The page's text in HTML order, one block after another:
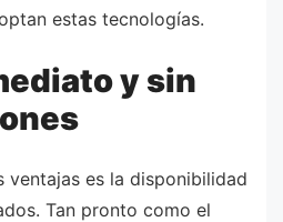
estas tecnologías.
y sin
ventajas es la disponibilidad
Tan pronto como el